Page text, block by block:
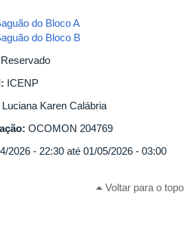
do Bloco A
do Bloco B
Reservado
ICENP
Luciana Karen Calábria
OCOMON 204769
2026 - 22:30 até 01/05/2026 - 03:00
Voltar para o topo